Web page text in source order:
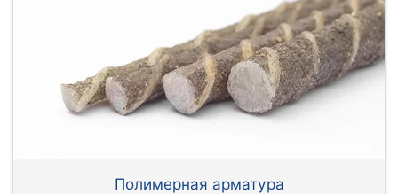
Полимерная арматура